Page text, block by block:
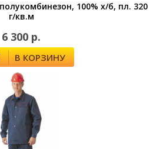
100% х/б, пл. 320
г/кв.м
6 300 р.
В КОРЗИНУ